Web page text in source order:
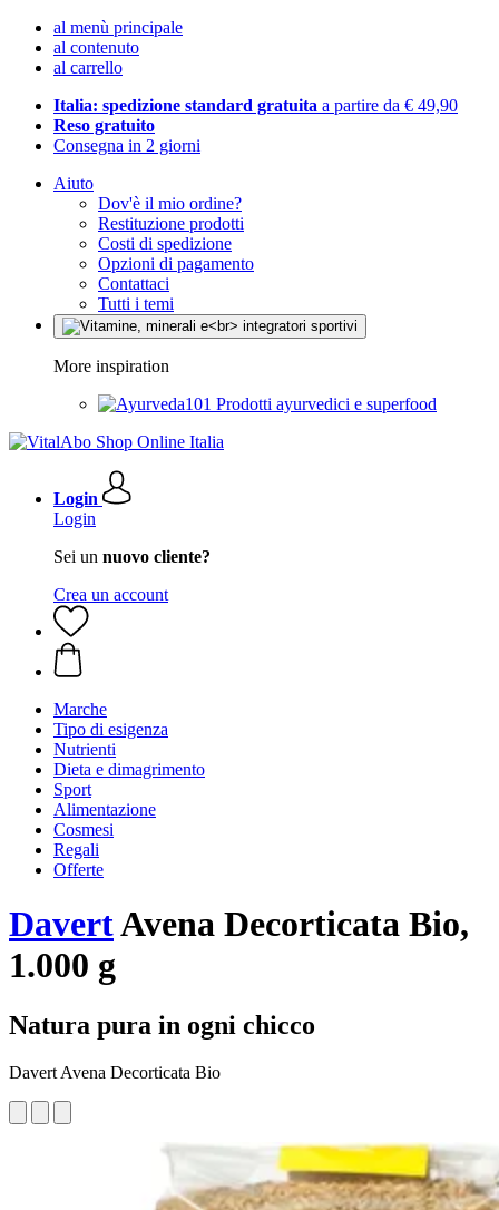
al menù principale
al contenuto
al carrello
Italia: spedizione standard gratuita a partire da € 49,90
Reso gratuito
Consegna in 2 giorni
Aiuto
Dov'è il mio ordine?
Restituzione prodotti
Costi di spedizione
Opzioni di pagamento
Contattaci
Tutti i temi
More inspiration
Prodotti ayurvedici e superfood
Login
Login
Sei un nuovo cliente?
Crea un account
Marche
Tipo di esigenza
Nutrienti
Dieta e dimagrimento
Sport
Alimentazione
Cosmesi
Regali
Offerte
DavertAvena Decorticata Bio,
1.000 g
Natura pura in ogni chicco
Davert Avena Decorticata Bio